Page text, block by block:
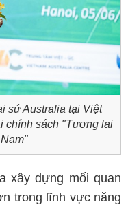
sứ Australia tại Việt
chính sách "Tương lai
xây dựng mối quan
trong lĩnh vực năng